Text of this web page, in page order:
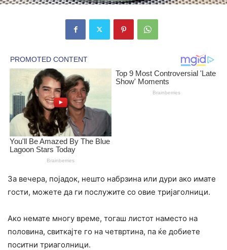
За вечера, појадок, нешто набрзина или дури ако имате
гости, можете да ги послужите со овие тријаголници.
Ако немате многу време, тогаш листот наместо на
половина, свиткајте го на четвртина, па ќе добиете
поситни триаголници.